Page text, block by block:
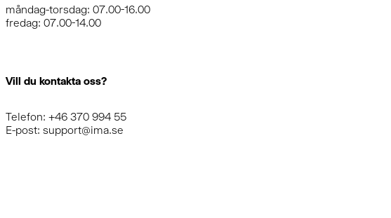
måndag-torsdag: 07.00-16.00
fredag: 07.00-14.00
Vill du kontakta oss?
Telefon: +46 370 994 55
E-post: support@ima.se